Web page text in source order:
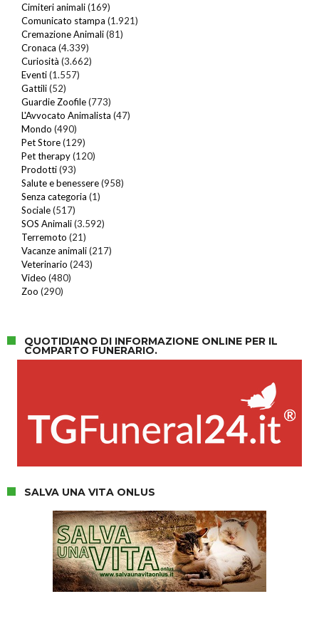
Cimiteri animali(169)
Comunicato stampa (1.921)
Cremazione Animali(81)
Cronaca (4.339)
Curiosità (3.662)
Eventi(1.557)
Gattili(52)
Guardie Zoofile(773)
L'Avvocato Animalista (47)
Mondo (490)
Pet Store(129)
Pet therapy(120)
Prodotti(93)
Salute e benessere(958)
Senza categoria (1)
Sociale(517)
SOS Animali(3.592)
Terremoto (21)
Vacanze animali(217)
Veterinario (243)
Video (480)
Zoo (290)
QUOTIDIANO DI INFORMAZIONE ONLINE PER IL
COMPARTO FUNERARIO.
SALVA UNA VITA ONLUS